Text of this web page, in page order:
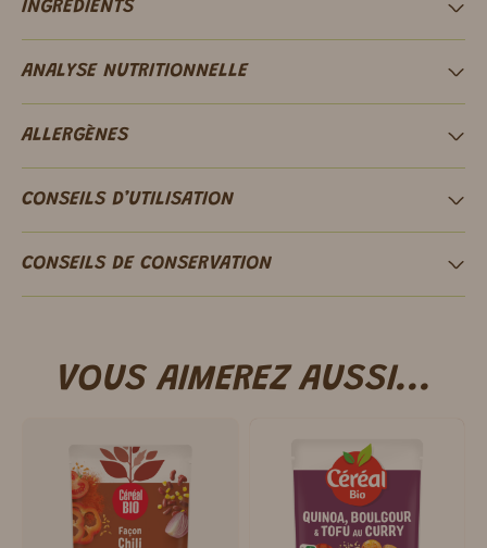
INGRÉDIENTS
ANALYSE NUTRITIONNELLE
ALLERGÈNES
CONSEILS D’UTILISATION
CONSEILS DE CONSERVATION
VOUS AIMEREZ AUSSI...